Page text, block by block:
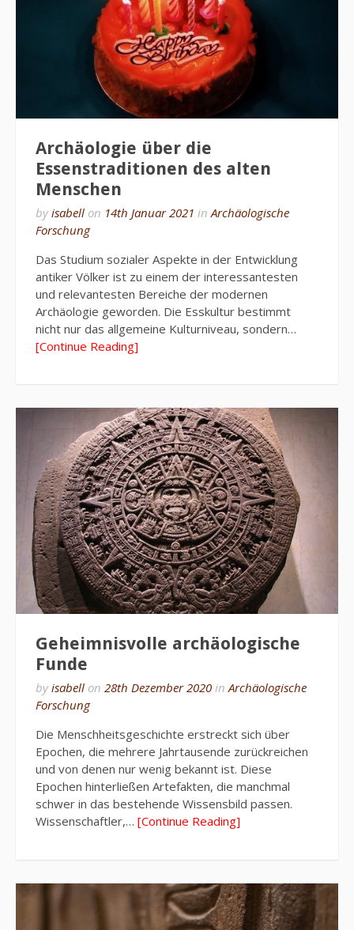
Archäologie über die
Essenstraditionen des alten
Menschen
byisabell on 14th Januar 2021 in Archäologische
Forschung
Das Studium sozialer Aspekte in der Entwicklung
antiker Völker ist zu einem der interessantesten
und relevantesten Bereiche der modernen
Archäologie geworden. Die Esskultur bestimmt
nicht nur das allgemeine Kulturniveau, sondern…
[Continue Reading]
Geheimnisvolle archäologische
Funde
byisabell on 28th Dezember 2020 inArchäologische
Forschung
Die Menschheitsgeschichte erstreckt sich über
Epochen, die mehrere Jahrtausende zurückreichen
und von denen nur wenig bekannt ist. Diese
Epochen hinterließen Artefakten, die manchmal
schwer in das bestehende Wissensbild passen.
Wissenschaftler,… [Continue Reading]